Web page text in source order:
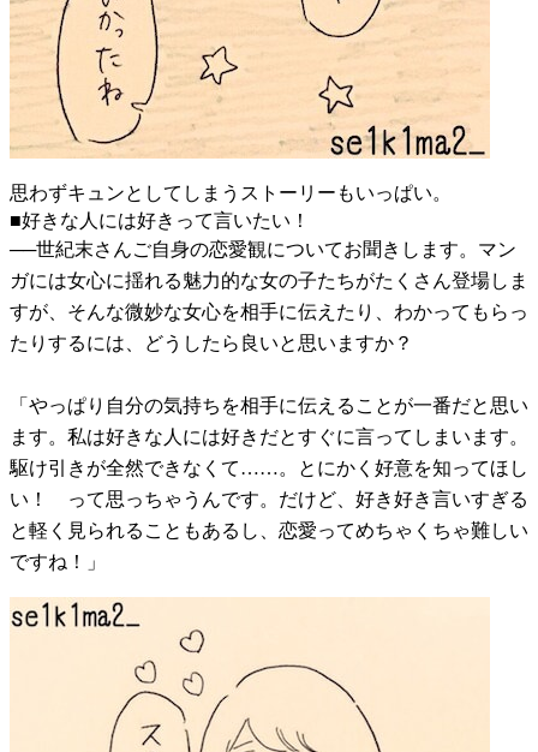
思わずキュンとしてしまうストーリーもいっぱい。
■好きな人には好きって言いたい！
──世紀末さんご自身の恋愛観についてお聞きします。マン
ガには女心に揺れる魅力的な女の子たちがたくさん登場しま
すが、そんな微妙な女心を相手に伝えたり、わかってもらっ
たりするには、どうしたら良いと思いますか？
「やっぱり自分の気持ちを相手に伝えることが一番だと思い
ます。私は好きな人には好きだとすぐに言ってしまいます。
駆け引きが全然できなくて……。とにかく好意を知ってほし
い！ って思っちゃうんです。だけど、好き好き言いすぎる
と軽く見られることもあるし、恋愛ってめちゃくちゃ難しい
ですね！」